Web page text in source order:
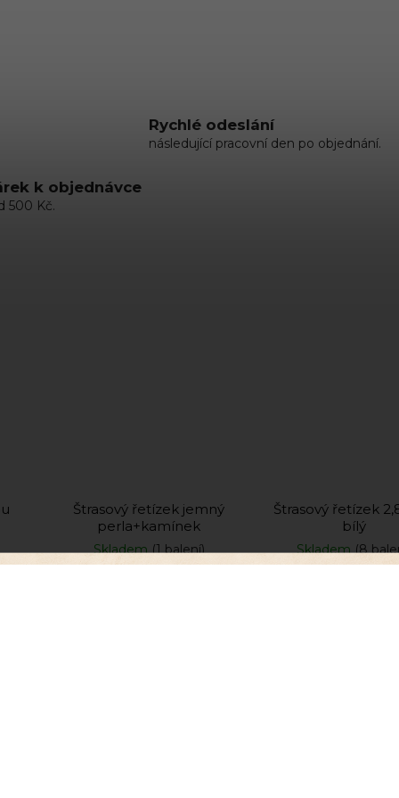
abychom Vám umožnili pohodlné prohlížení webu a
webu ho neustále zlepšovali.
Rychlé odeslání
následující pracovní den po objednání.
k objednávce
500 Kč.
Štrasový řetízek jemný
perla+kamínek
Skladem(1 balení)
40 Kč
Štrasový řetízek
bílý
Skladem(8
35 Kč